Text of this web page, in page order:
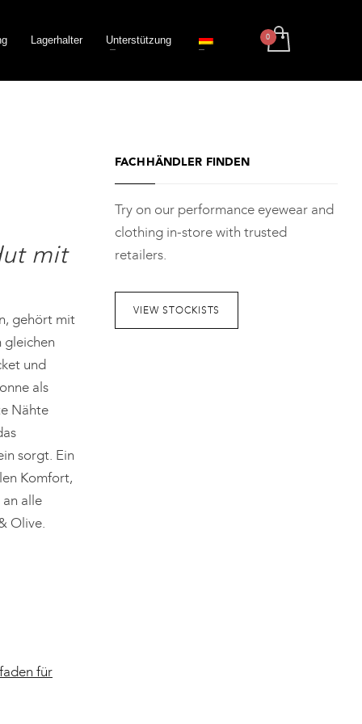
Lagerhalter Unterstützung
mit
gehört mit
gleichen
und
als
Nähte
sorgt. Ein
Komfort,
alle
Olive.
für
FACHHÄNDLER FINDEN
Try on our performance eyewear and
clothing in-store with trusted
retailers.
VIEW STOCKISTS